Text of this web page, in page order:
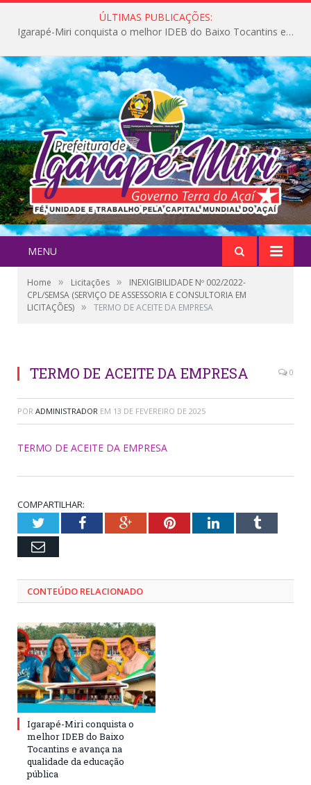
ÚLTIMAS PUBLICAÇÕES:
Igarapé-Miri conquista o melhor IDEB do Baixo Tocantins e avança na qualidade da educação pública
MENU
Home » Licitações »
INEXIGIBILIDADE Nº 002/2022-
CPL/SEMSA (SERVIÇO DE ASSESSORIA E CONSULTORIA EM
LICITAÇÕES) » TERMO DE ACEITE DA EMPRESA
TERMO DE ACEITE DA EMPRESA 0
POR ADMINISTRADOR EM 13 DE FEVEREIRO DE 2025
TERMO DE ACEITE DA EMPRESA
COMPARTILHAR:
TwitterFacebookGoogle+PinterestLinkedInTumblr
Email
CONTEÚDO RELACIONADO
Igarapé-Miri conquista o
melhor IDEB do Baixo
Tocantins e avança na
qualidade da educação
pública